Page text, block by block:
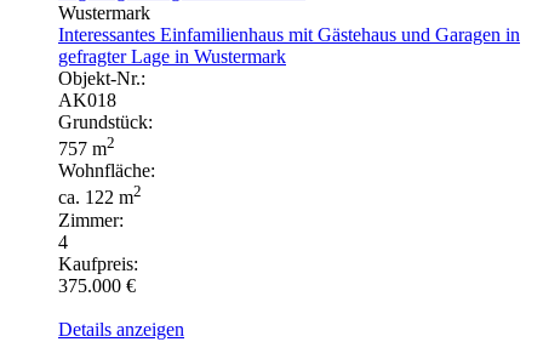
Wustermark
Interessantes Einfamilienhaus mit Gästehaus und Garagen in
gefragter Lage in Wustermark
Objekt-Nr.:
AK018
Grundstück:
757 m2
Wohnfläche:
ca. 122 m2
Zimmer:
4
Kaufpreis:
375.000 €
Details anzeigen